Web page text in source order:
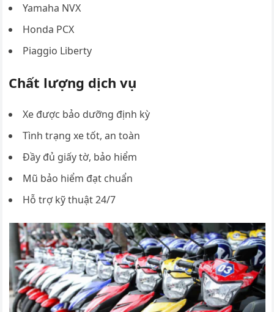
Yamaha NVX
Honda PCX
Piaggio Liberty
Chất lượng dịch vụ
Xe được bảo dưỡng định kỳ
Tình trạng xe tốt, an toàn
Đầy đủ giấy tờ, bảo hiểm
Mũ bảo hiểm đạt chuẩn
Hỗ trợ kỹ thuật 24/7